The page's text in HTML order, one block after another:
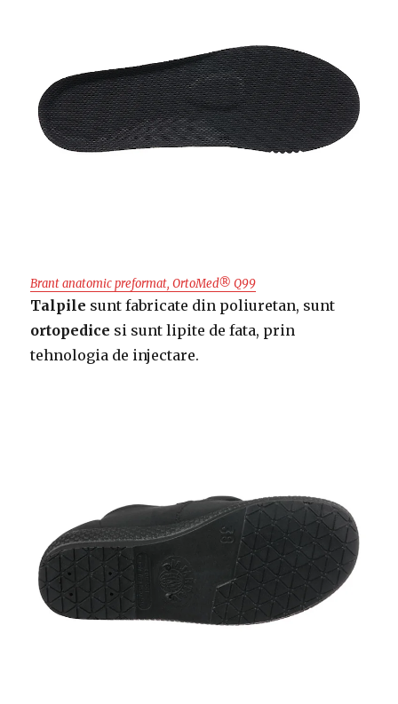
Brant anatomic preformat, OrtoMed® Q99
Talpile sunt fabricate din poliuretan, sunt
ortopedice si sunt lipite de fata, prin
tehnologia de injectare.